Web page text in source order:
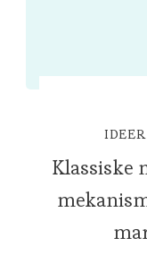
Klassiske